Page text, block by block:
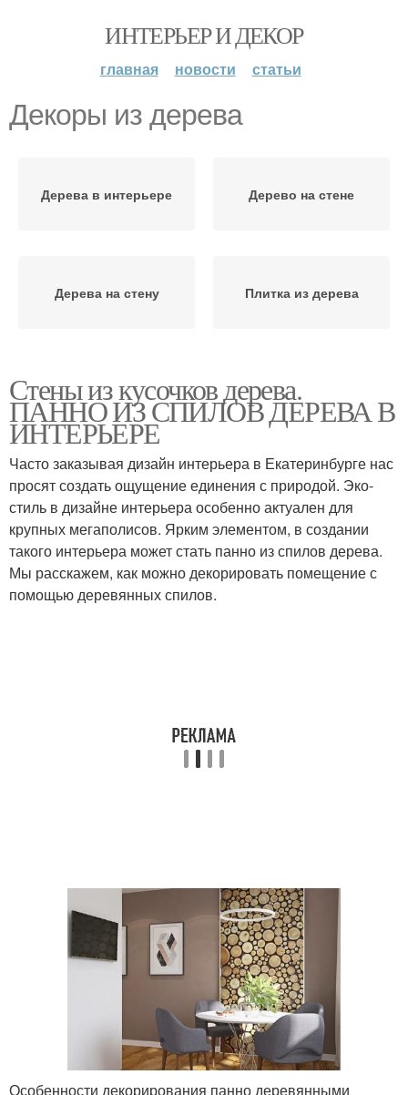
ИНТЕРЬЕР И ДЕКОР
главная новости статьи
Декоры из дерева
Дерева в интерьере Дерево на стене
Дерева на стену Плитка из дерева
Стены из кусочков дерева.
ПАННО ИЗ СПИЛОВ ДЕРЕВА В
ИНТЕРЬЕРЕ
Часто заказывая дизайн интерьера в Екатеринбурге нас
просят создать ощущение единения с природой. Эко-
стиль в дизайне интерьера особенно актуален для
крупных мегаполисов. Ярким элементом, в создании
такого интерьера может стать панно из спилов дерева.
Мы расскажем, как можно декорировать помещение с
помощью деревянных спилов.
Особенности декорирования панно деревянными